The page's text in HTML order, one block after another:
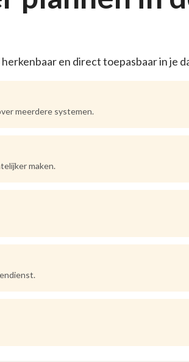
en direct toepasbaar in je
meerdere systemen.
maken.